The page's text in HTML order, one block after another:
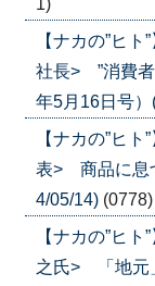
【ナカの”ヒ
社長> ”消費者
年5月16日号
【ナカの”ヒ
表> 商品に息
4/05/14) (0778)
【ナカの”ヒ
之氏> 「地元